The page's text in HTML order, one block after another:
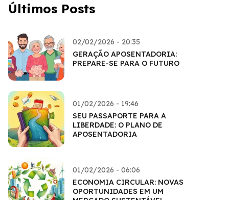
Últimos Posts
02/02/2026 - 20:35
GERAÇÃO APOSENTADORIA:
PREPARE-SE PARA O FUTURO
01/02/2026 - 19:46
SEU PASSAPORTE PARA A
LIBERDADE: O PLANO DE
APOSENTADORIA
01/02/2026 - 06:06
ECONOMIA CIRCULAR: NOVAS
OPORTUNIDADES EM UM